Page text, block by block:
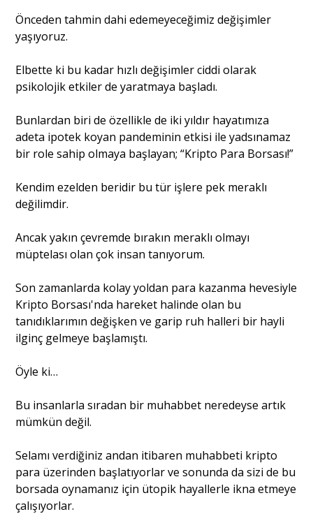
Eğitim
Dosya Haber
Ankara Analiz
Sağlık
Önceden tahmin dahi edemeyeceğimiz değişimler
yaşıyoruz.
Elbette ki bu kadar hızlı değişimler ciddi olarak
psikolojik etkiler de yaratmaya başladı.
Bunlardan biri de özellikle de iki yıldır hayatımıza
adeta ipotek koyan pandeminin etkisi ile yadsınamaz
bir role sahip olmaya başlayan; “Kripto Para Borsası!”
Kendim ezelden beridir bu tür işlere pek meraklı
değilimdir.
Ancak yakın çevremde bırakın meraklı olmayı
müptelası olan çok insan tanıyorum.
Son zamanlarda kolay yoldan para kazanma hevesiyle
Kripto Borsası'nda hareket halinde olan bu
tanıdıklarımın değişken ve garip ruh halleri bir hayli
ilginç gelmeye başlamıştı.
Öyle ki…
Bu insanlarla sıradan bir muhabbet neredeyse artık
mümkün değil.
Selamı verdiğiniz andan itibaren muhabbeti kripto
para üzerinden başlatıyorlar ve sonunda da sizi de bu
borsada oynamanız için ütopik hayallerle ikna etmeye
çalışıyorlar.